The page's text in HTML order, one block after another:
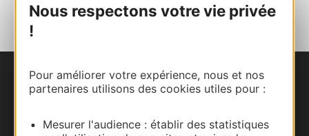
Nous respectons votre vie privée
!
Pour améliorer votre expérience, nous et nos
partenaires utilisons des cookies utiles pour :
Mesurer l'audience : établir des statistiques
Nous contacter
Carte interactive